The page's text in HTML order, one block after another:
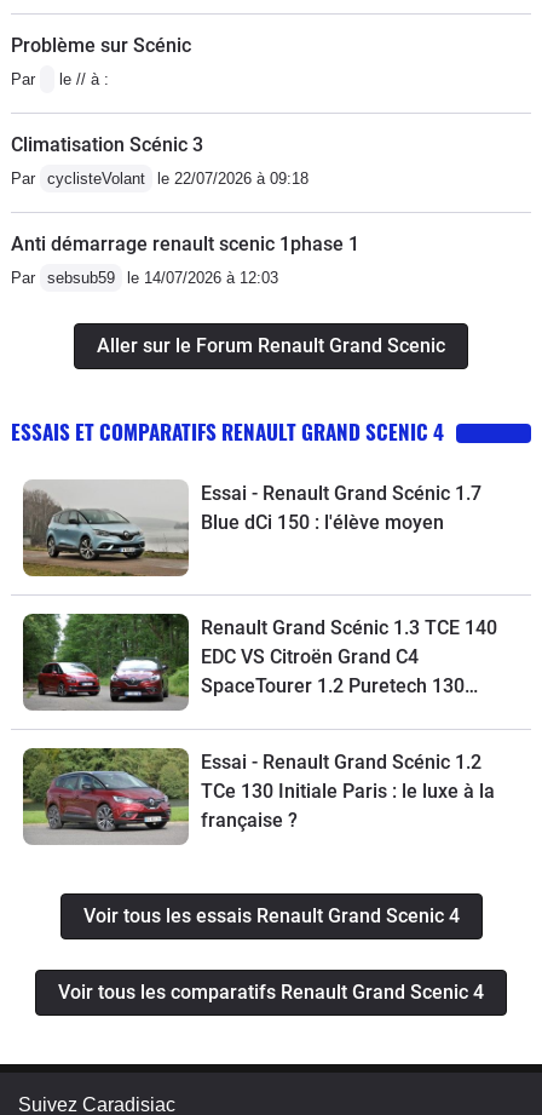
Problème sur Scénic
Par le // à :
Climatisation Scénic 3
Par cyclisteVolant le 22/07/2026 à 09:18
Anti démarrage renault scenic 1phase 1
Par sebsub59 le 14/07/2026 à 12:03
Aller sur le Forum Renault Grand Scenic
ESSAIS ET COMPARATIFS RENAULT GRAND SCENIC 4
Essai - Renault Grand Scénic 1.7
Blue dCi 150 : l'élève moyen
Renault Grand Scénic 1.3 TCE 140
EDC VS Citroën Grand C4
SpaceTourer 1.2 Puretech 130
Essai - Renault Grand Scénic 1.2
TCe 130 Initiale Paris : le luxe à la
française ?
Voir tous les essais Renault Grand Scenic 4
Voir tous les comparatifs Renault Grand Scenic 4
Suivez Caradisiac